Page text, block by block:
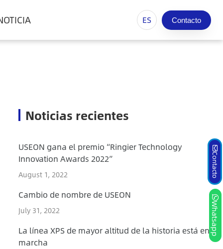
ES Contacto
Noticias recientes
USEON gana el premio “Ringier Technology
Innovation Awards 2022”
August 1, 2022
Cambio de nombre de USEON
July 31, 2022
La línea XPS de mayor altitud de la historia está en
marcha
Contacto
Whatsapp